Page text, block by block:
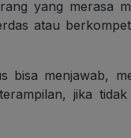
yang merasa
atau
bisa menjawab,
jika